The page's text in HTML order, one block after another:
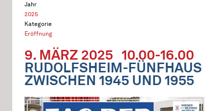
Jahr
2025
Kategorie
Eröffnung
9. MÄRZ 2025 10.00-16.00
RUDOLFSHEIM-FÜNFHAUS
ZWISCHEN 1945 UND 1955